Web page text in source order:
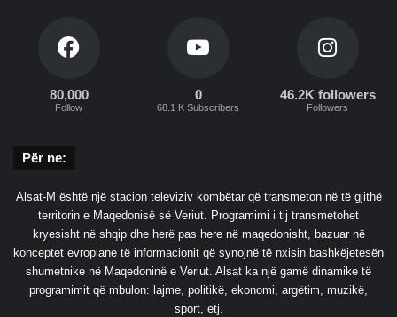
80,000
Follow
0
68.1 K Subscribers
46.2K followers
Followers
Për ne:
Alsat-M është një stacion televiziv kombëtar që transmeton në të gjithë
territorin e Maqedonisë së Veriut. Programimi i tij transmetohet
kryesisht në shqip dhe herë pas here në maqedonisht, bazuar në
konceptet evropiane të informacionit që synojnë të nxisin bashkëjetesën
shumetnike në Maqedoninë e Veriut. Alsat ka një gamë dinamike të
programimit që mbulon: lajme, politikë, ekonomi, argëtim, muzikë,
sport, etj.